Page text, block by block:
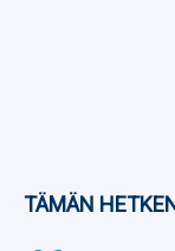
TÄMÄN